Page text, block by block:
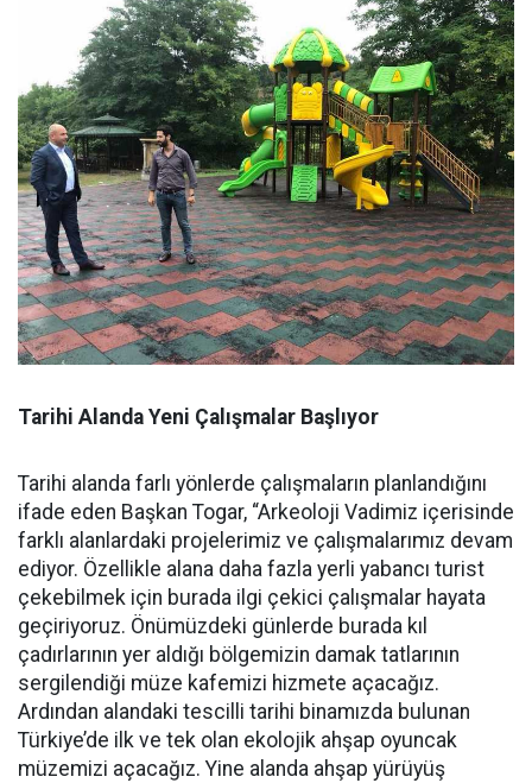
Tarihi Alanda Yeni Çalışmalar Başlıyor
Tarihi alanda farlı yönlerde çalışmaların planlandığını
ifade eden Başkan Togar, “Arkeoloji Vadimiz içerisinde
farklı alanlardaki projelerimiz ve çalışmalarımız devam
ediyor. Özellikle alana daha fazla yerli yabancı turist
çekebilmek için burada ilgi çekici çalışmalar hayata
geçiriyoruz. Önümüzdeki günlerde burada kıl
çadırlarının yer aldığı bölgemizin damak tatlarının
sergilendiği müze kafemizi hizmete açacağız.
Ardından alandaki tescilli tarihi binamızda bulunan
Türkiye’de ilk ve tek olan ekolojik ahşap oyuncak
müzemizi açacağız. Yine alanda ahşap yürüyüş